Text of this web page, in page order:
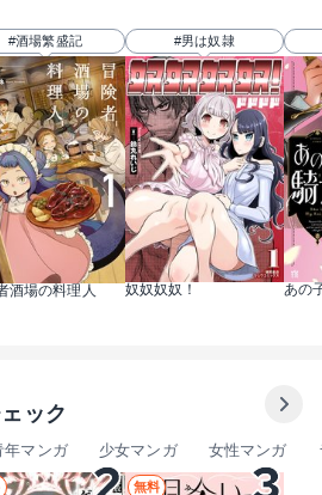
#酒場繁盛記
酒場の料理人
#男は奴隷
奴奴奴奴！ あの
ック
年マンガ 少女マンガ 女性マンガ
無料